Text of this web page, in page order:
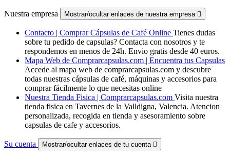
Nuestra empresa Mostrar/ocultar enlaces de nuestra empresa 
Contacto | Comprar Cápsulas de Café Online Tienes dudas
sobre tu pedido de capsulas? Contacta con nosotros y te
respondemos en menos de 24h. Envio gratis desde 40 euros.
Mapa Web de Comprarcapsulas.com | Encuentra tus Capsulas
Accede al mapa web de comprarcapsulas.com y descubre
todas nuestras cápsulas de café, máquinas y accesorios para
comprar fácilmente lo que necesitas online
Nuestra Tienda Fisica | Comprarcapsulas.com Visita nuestra
tienda fisica en Tavernes de la Valldigna, Valencia. Atencion
personalizada, recogida en tienda y asesoramiento sobre
capsulas de cafe y accesorios.
Su cuenta Mostrar/ocultar enlaces de tu cuenta 